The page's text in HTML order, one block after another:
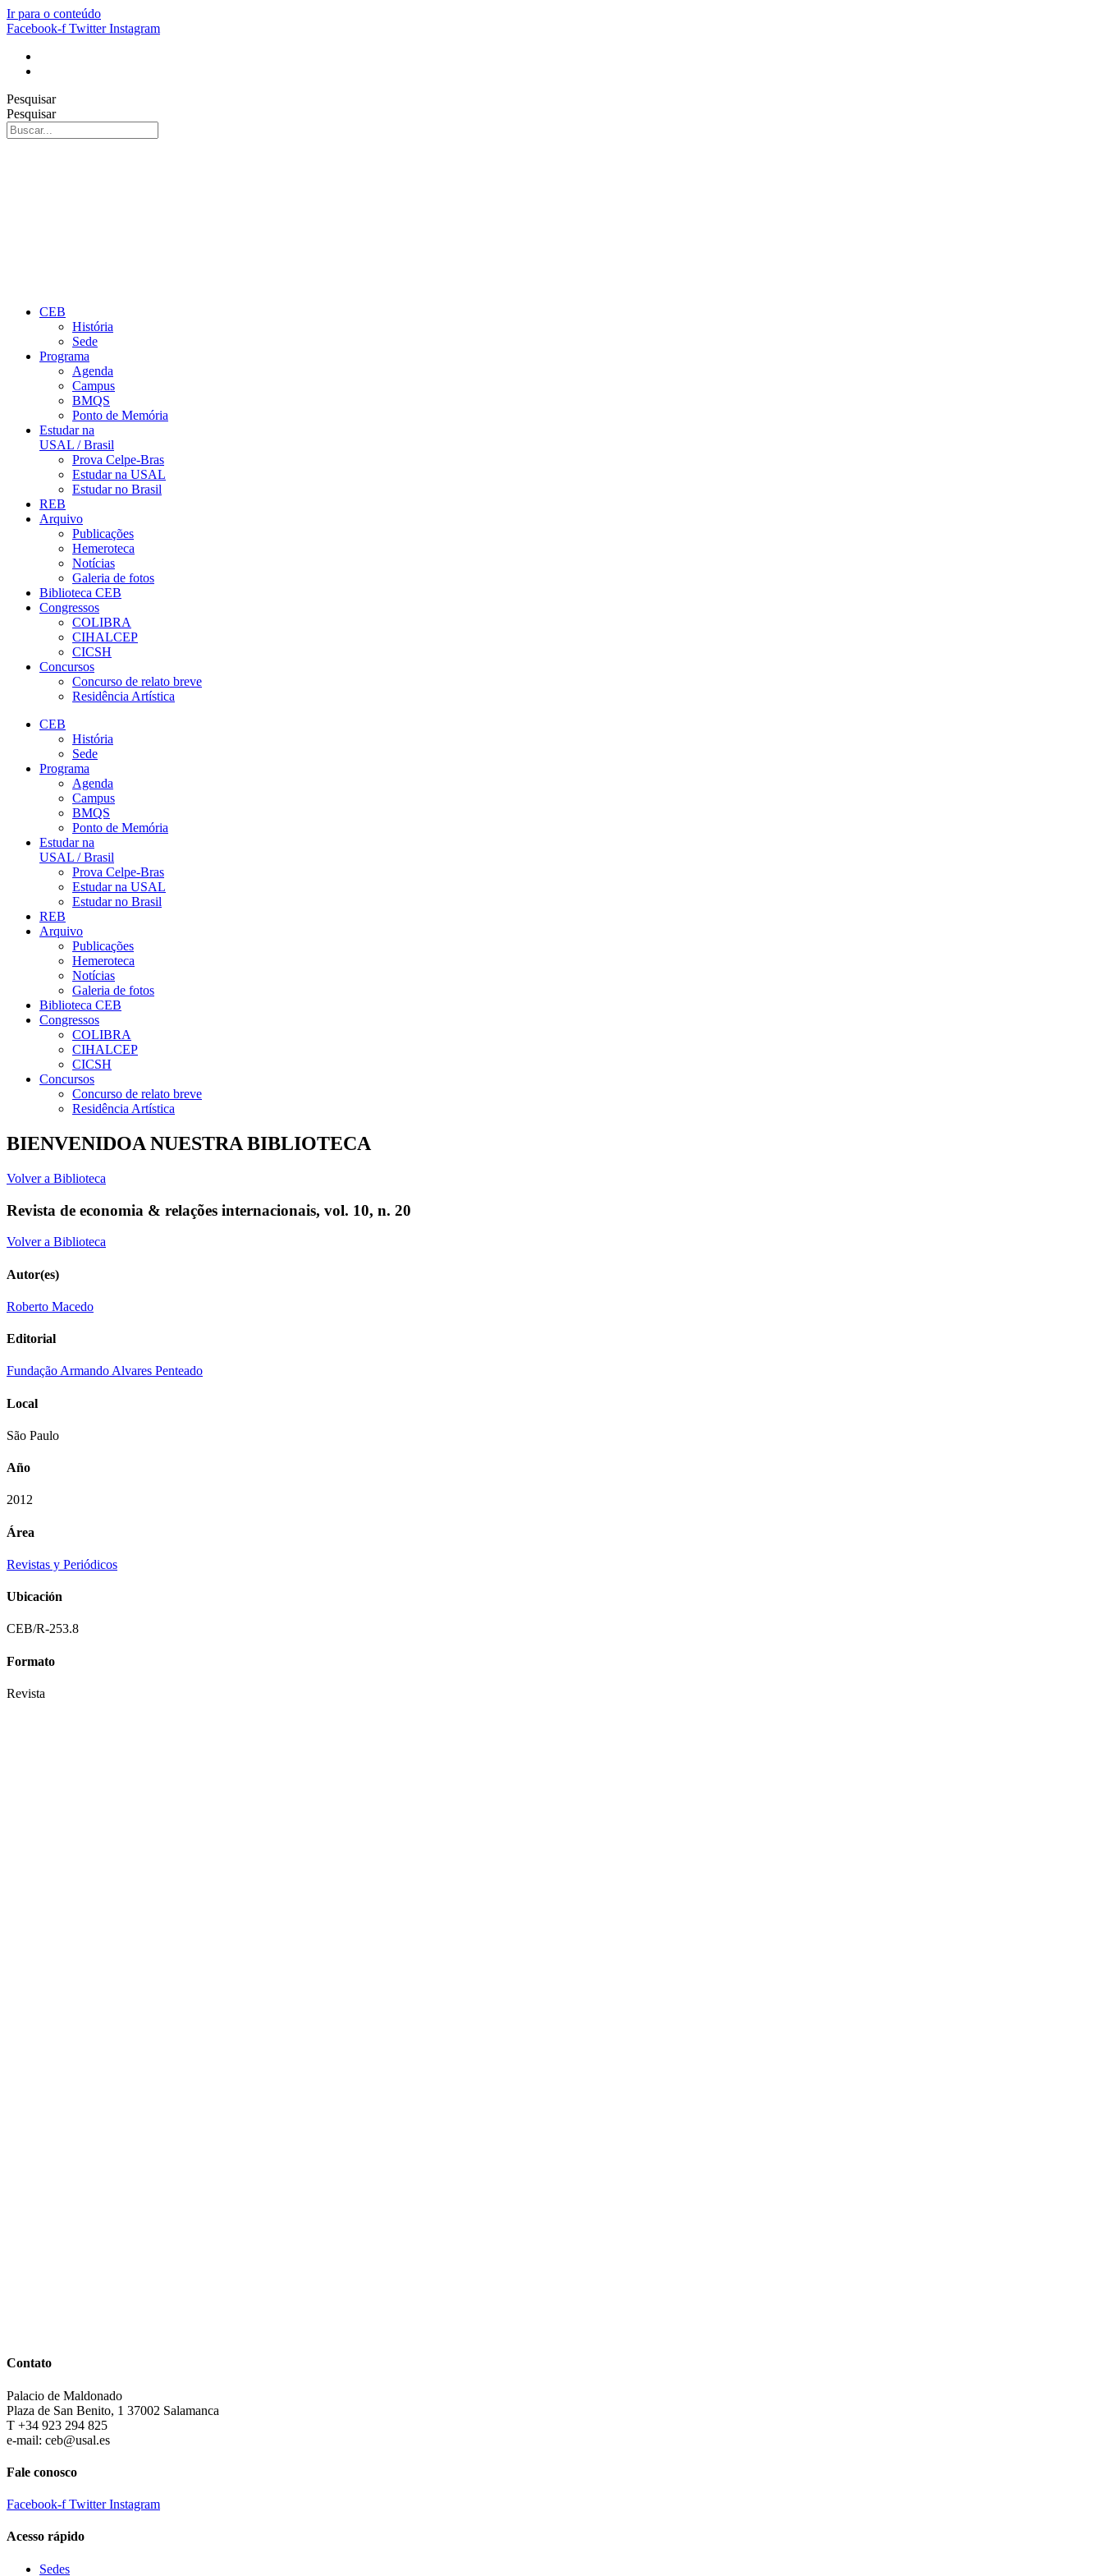
Ir para o conteúdo
Facebook-f Twitter Instagram
Pesquisar
Pesquisar
CEB
História
Sede
Programa
Agenda
Campus
BMQS
Ponto de Memória
Estudar na
USAL / Brasil
Prova Celpe-Bras
Estudar na USAL
Estudar no Brasil
REB
Arquivo
Publicações
Hemeroteca
Notícias
Galeria de fotos
Biblioteca CEB
Congressos
COLIBRA
CIHALCEP
CICSH
Concursos
Concurso de relato breve
Residência Artística
CEB
História
Sede
Programa
Agenda
Campus
BMQS
Ponto de Memória
Estudar na
USAL / Brasil
Prova Celpe-Bras
Estudar na USAL
Estudar no Brasil
REB
Arquivo
Publicações
Hemeroteca
Notícias
Galeria de fotos
Biblioteca CEB
Congressos
COLIBRA
CIHALCEP
CICSH
Concursos
Concurso de relato breve
Residência Artística
BIENVENIDOA NUESTRA BIBLIOTECA
Volver a Biblioteca
Revista de economia & relações internacionais, vol. 10, n. 20
Volver a Biblioteca
Autor(es)
Roberto Macedo
Editorial
Fundação Armando Alvares Penteado
Local
São Paulo
Año
2012
Área
Revistas y Periódicos
Ubicación
CEB/R-253.8
Formato
Revista
Contato
Palacio de Maldonado
Plaza de San Benito, 1 37002 Salamanca
T +34 923 294 825
e-mail: ceb@usal.es
Fale conosco
Facebook-f Twitter Instagram
Acesso rápido
Sedes